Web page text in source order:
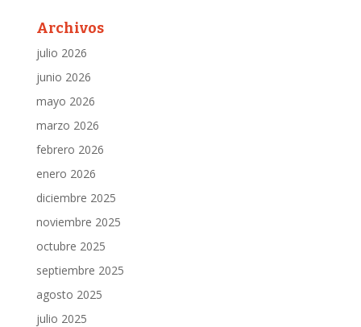
Archivos
julio 2026
junio 2026
mayo 2026
marzo 2026
febrero 2026
enero 2026
diciembre 2025
noviembre 2025
octubre 2025
septiembre 2025
agosto 2025
julio 2025